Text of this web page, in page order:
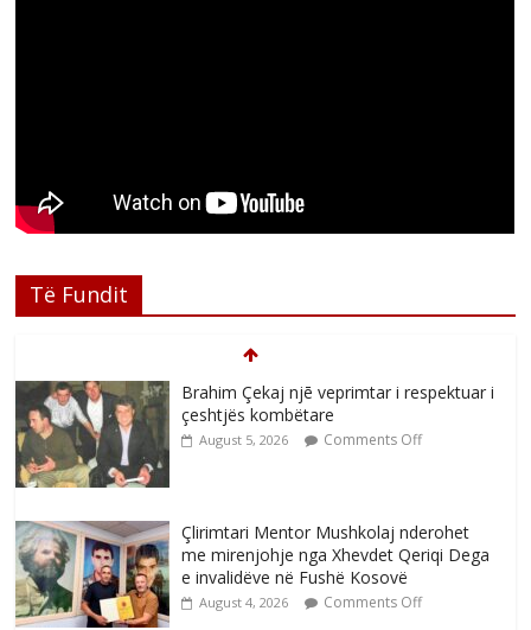
Të Fundit
Brahim Çekaj njē veprimtar i respektuar i
çeshtjës kombëtare
August 5, 2026 Comments Off
Çlirimtari Mentor Mushkolaj nderohet
me mirenjohje nga Xhevdet Qeriqi Dega
e invalidëve në Fushë Kosovë
August 4, 2026 Comments Off